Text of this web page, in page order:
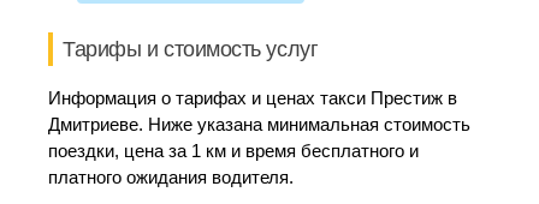
Тарифы и стоимость услуг
Информация о тарифах и ценах такси Престиж в
Дмитриеве. Ниже указана минимальная стоимость
поездки, цена за 1 км и время бесплатного и
платного ожидания водителя.